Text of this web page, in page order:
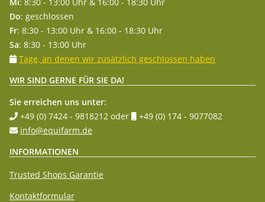
Do: geschlossen
Fr: 8:30 - 13:00 Uhr & 16:00 - 18:30 Uhr
Sa: 8:30 - 13:00 Uhr
Tage, an denen wir zusätzlich geschlossen haben
WIR SIND GERNE FÜR SIE DA!
Sie erreichen uns unter:
+49 (0) 7424 - 9818212 oder
+49 (0) 174 - 9077082
info@equifarm.de
INFORMATIONEN
Trusted Shops Garantie
Kontaktformular